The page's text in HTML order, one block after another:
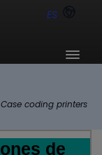
ES
coding printers
de